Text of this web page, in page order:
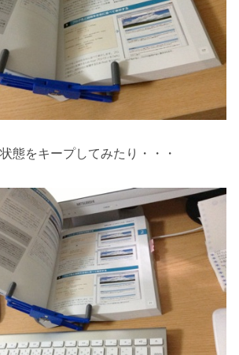
態をキープしてみたり・・・